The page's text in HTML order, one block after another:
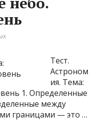
Тест.
Астроном
ия. Тема:
1. Определенные
между
границами — это …